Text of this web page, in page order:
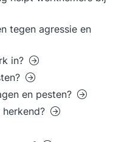
tegen agressie en
in?
en pesten?